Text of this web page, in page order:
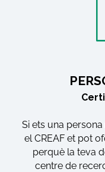
Si ets una
el CREAF et pot
perquè la teva
centre de